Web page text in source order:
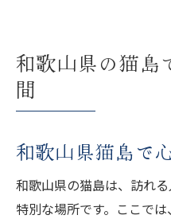
和歌山県の猫島
間
和歌山県猫島で
和歌山県の猫島は、訪れ
特別な場所です。ここで